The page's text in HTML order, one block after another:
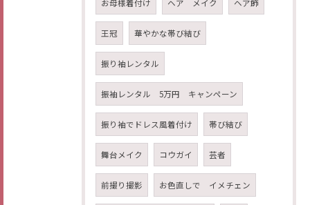
お母様着付け ヘア メイク ヘア飾
王冠 華やかな帯び結び
振り袖レンタル
振袖レンタル 5万円 キャンペーン
振り袖でドレス風着付け 帯び結び
舞台メイク コウガイ 芸者
前撮り撮影 お色直しで イメチェン